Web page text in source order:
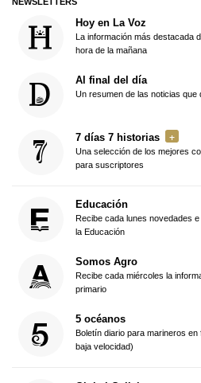
NEWSLETTERS
Hoy en La Voz
La información más destacada
hora de la mañana
Al final del día
Un resumen de las noticias
7 días 7 historias
Una selección de los mejores
para suscriptores
Educación
Recibe cada lunes novedades
la Educación
Somos Agro
Recibe cada miércoles la
primario
5 océanos
Boletín diario para marineros
baja velocidad)